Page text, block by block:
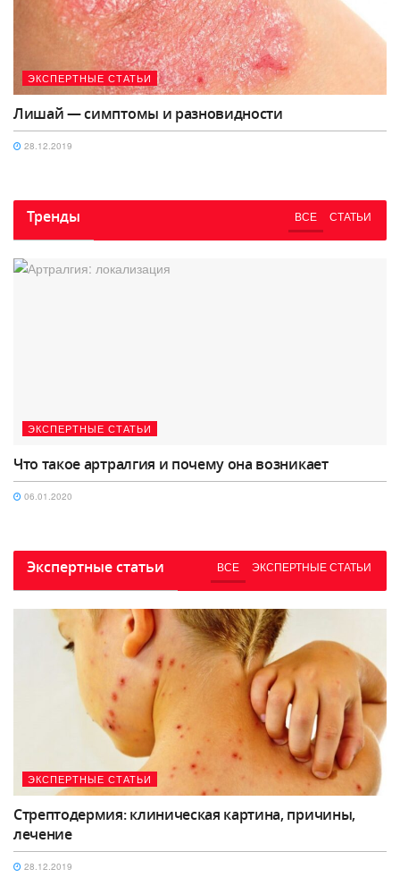
ЭКСПЕРТНЫЕ СТАТЬИ
Лишай — симптомы и разновидности
28.12.2019
Тренды ВСЕ СТАТЬИ
ЭКСПЕРТНЫЕ СТАТЬИ
Что такое артралгия и почему она возникает
06.01.2020
Экспертные статьи ВСЕ ЭКСПЕРТНЫЕ СТАТЬИ
ЭКСПЕРТНЫЕ СТАТЬИ
Стрептодермия: клиническая картина, причины,
лечение
28.12.2019